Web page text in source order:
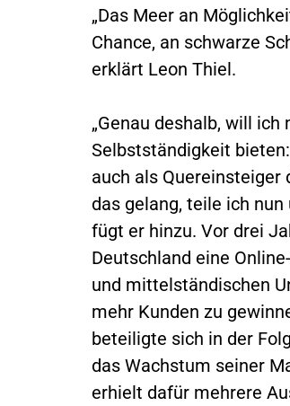
„Das Meer an
Chance, an schwarze
erklärt Leon Thiel.
„Genau deshalb, will
Selbstständigkeit
auch als
das gelang, teile ich
fügt er hinzu. Vor drei
Deutschland eine
und mittelständischen
mehr Kunden zu
beteiligte sich in der
das Wachstum seiner
erhielt dafür mehrere